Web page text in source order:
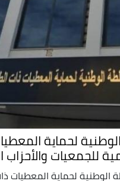
لحماية
للجمعيات والأحزاب
الوطنية لحماية المعطيات ذات